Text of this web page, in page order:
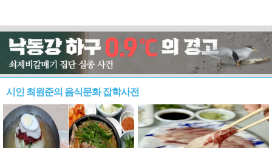
시인 최원준의 음식문화 잡학사전